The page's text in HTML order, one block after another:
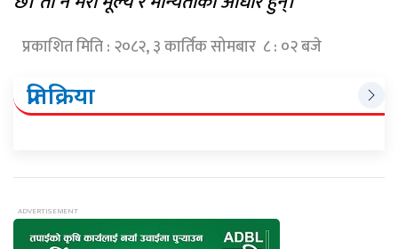
प्रकाशित मिति : २०८२, ३ कार्तिक सोमबार ८ : ०२ बजे
प्रतिक्रिया